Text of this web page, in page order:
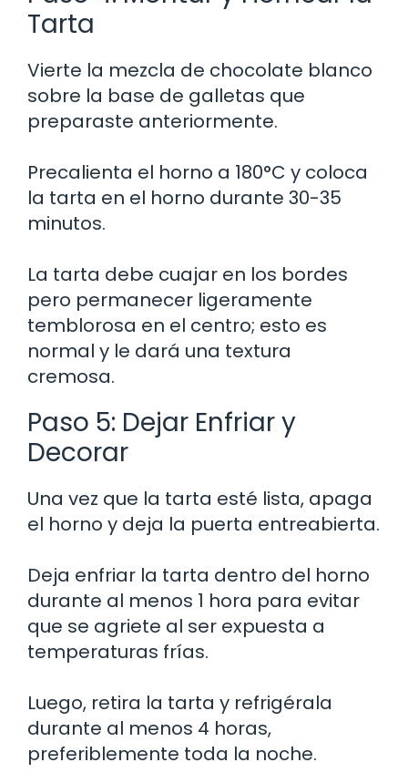
Tarta
Vierte la mezcla de chocolate blanco
sobre la base de galletas que
preparaste anteriormente.
Precalienta el horno a 180°C y coloca
la tarta en el horno durante 30-35
minutos.
La tarta debe cuajar en los bordes
pero permanecer ligeramente
temblorosa en el centro; esto es
normal y le dará una textura
cremosa.
Paso 5: Dejar Enfriar y
Decorar
Una vez que la tarta esté lista, apaga
el horno y deja la puerta entreabierta.
Deja enfriar la tarta dentro del horno
durante al menos 1 hora para evitar
que se agriete al ser expuesta a
temperaturas frías.
Luego, retira la tarta y refrigérala
durante al menos 4 horas,
preferiblemente toda la noche.